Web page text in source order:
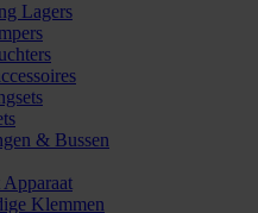
Lagers
& Bussen
Klemmen